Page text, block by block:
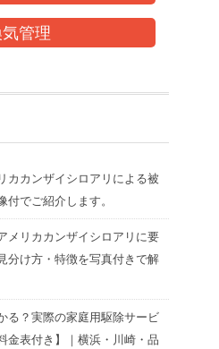
管理
カカンザイシロアリによる被
でご紹介します。
メリカカンザイシロアリに要
分け方・特徴を写真付きで解
る？実際の家庭用駆除サービ
金表付き】｜横浜・川崎・品